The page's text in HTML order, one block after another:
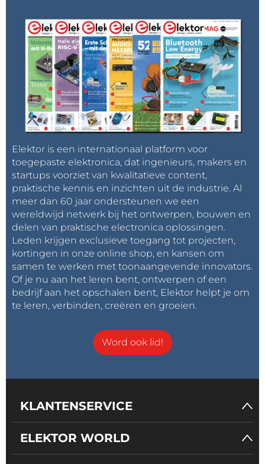
Elektor is een internationaal platform voor
toegepaste elektronica, dat ingenieurs, makers en
startups voorziet van kwalitatieve content,
praktische kennis en inzichten uit de industrie. Al
meer dan 60 jaar ondersteunen we een
wereldwijd netwerk bij het ontwerpen, bouwen en
delen van praktische electronica oplossingen.
Leden krijgen exclusieve toegang tot projecten,
kortingen in onze online shop, en kansen om
samen te werken met toonaangevende innovators.
Of je nu aan het leren bent, ontwerpen of een
bedrijf aan het opschalen bent, Elektor helpt je om
te leren, verbinden, creëren en groeien.
Word ook lid!
KLANTENSERVICE
ELEKTOR WORLD